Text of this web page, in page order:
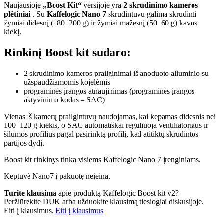
Naujausioje „Boost Kit“ versijoje yra 2 skrudinimo kameros
plėtiniai . Su Kaffelogic Nano 7 skrudintuvu galima skrudinti
žymiai didesnį (180–200 g) ir žymiai mažesnį (50–60 g) kavos
kiekį.
Rinkinį Boost kit sudaro:
2 skrudinimo kameros prailginimai iš anoduoto aliuminio su
užspaudžiamomis kojelėmis
programinės įrangos atnaujinimas (programinės įrangos
aktyvinimo kodas – SAC)
Vienas iš kamerų prailgintuvų naudojamas, kai kepamas didesnis nei
100–120 g kiekis, o SAC automatiškai reguliuoja ventiliatoriaus ir
šilumos profilius pagal pasirinktą profilį, kad atitiktų skrudintos
partijos dydį.
Boost kit rinkinys tinka visiems Kaffelogic Nano 7 įrenginiams.
Keptuvė Nano7 į pakuotę neįeina.
Turite klausimą apie produktą Kaffelogic Boost kit v2?
Peržiūrėkite DUK arba užduokite klausimą tiesiogiai diskusijoje.
Eiti į klausimus. Eiti į klausimus